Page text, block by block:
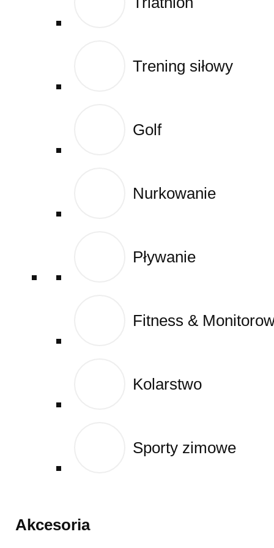
Trening siłowy
Golf
Nurkowanie
Pływanie
Fitness &
Kolarstwo
Sporty zimowe
Akcesoria
Trening siłowy
Golf
Nurkowanie
Pływanie
Fitness &
Kolarstwo
Sporty zimowe
Akcesoria